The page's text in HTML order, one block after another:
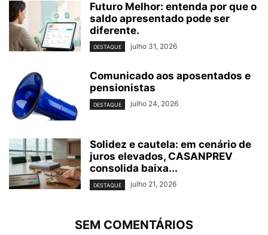
Futuro Melhor: entenda por que o
saldo apresentado pode ser
diferente.
DESTAQUE julho 31, 2026
Comunicado aos aposentados e
pensionistas
DESTAQUE julho 24, 2026
Solidez e cautela: em cenário de
juros elevados, CASANPREV
consolida baixa...
DESTAQUE julho 21, 2026
SEM COMENTÁRIOS